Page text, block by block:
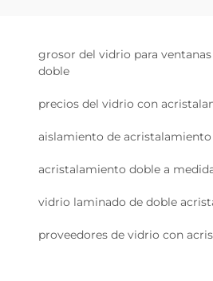
grosor del vidrio para
doble
precios del vidrio con
aislamiento de
acristalamiento doble a
vidrio laminado de doble
proveedores de vidrio con